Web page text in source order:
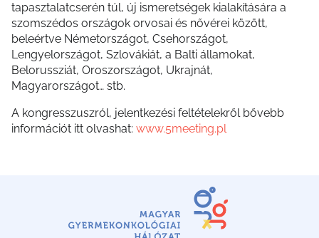
tapasztalatcserén túl, új ismeretségek kialakítására a
szomszédos országok orvosai és nővérei között,
beleértve Németországot, Csehországot,
Lengyelországot, Szlovákiát, a Balti államokat,
Belorussziát, Oroszországot, Ukrajnát,
Magyarországot… stb.
A kongresszuszról, jelentkezési feltételekről bővebb
információt itt olvashat: www.5meeting.pl